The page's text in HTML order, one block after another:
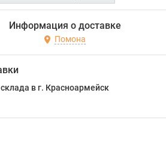
Информация о доставке
Помона
в г. Красноармейск